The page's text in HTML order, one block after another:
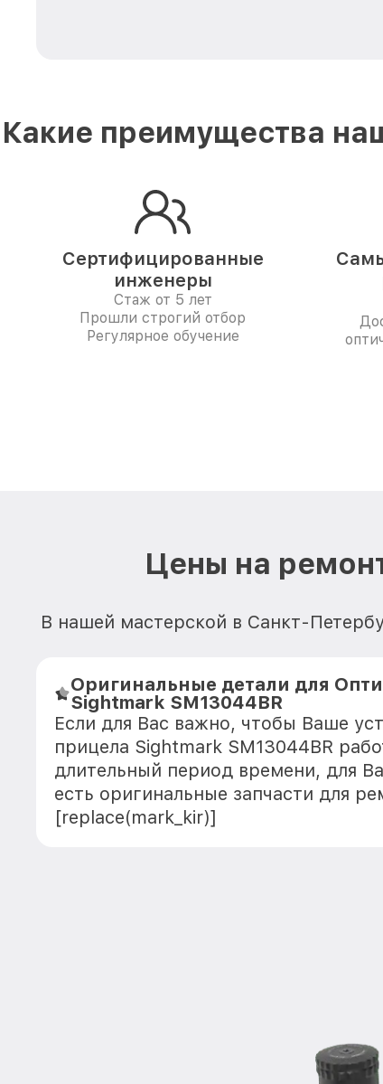
Какие преимущества
Сертифицированные
инженеры
Стаж от 5 лет
Прошли строгий отбор
Регулярное обучение
Цены на
В нашей мастерской в Санкт-
Оригинальные детали для
Sightmark SM13044BR
Если для Вас важно, чтобы Ваше
прицела Sightmark SM13044BR
длительный период времени, для
есть оригинальные запчасти для
[replace(mark_kir)]